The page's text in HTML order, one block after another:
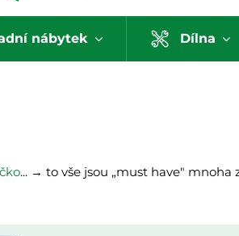
nábytek Dílna
... → to vše jsou „must have"